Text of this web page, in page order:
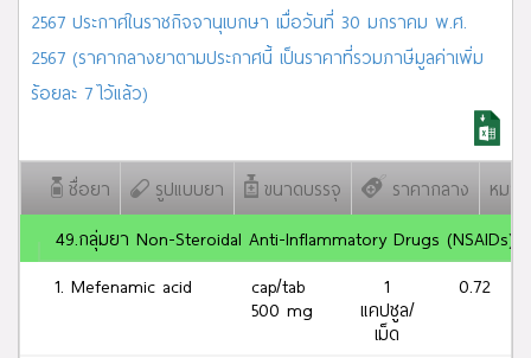
2567 ประกาศในราชกิจจานุเบกษา เมื่อวันที่ 30 มกราคม พ.ศ.
2567 (ราคากลางยาตามประกาศนี้ เป็นราคาที่รวมภาษีมูลค่าเพิ่ม
ร้อยละ 7 ไว้แล้ว)
ชื่อยา รูปแบบยา ขนาดบรรจุ ราคากลาง
หมา
49.กลุ่มยา Non-Steroidal Anti-Inflammatory Drugs (NSAIDs)
1. Mefenamic acid
cap/tab
500 mg
1
แคปซูล/
เม็ด
0.72